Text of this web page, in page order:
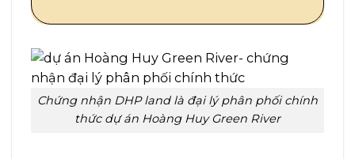
Chứng nhận DHP land là đại lý phân phối chính
thức dự án Hoàng Huy Green River